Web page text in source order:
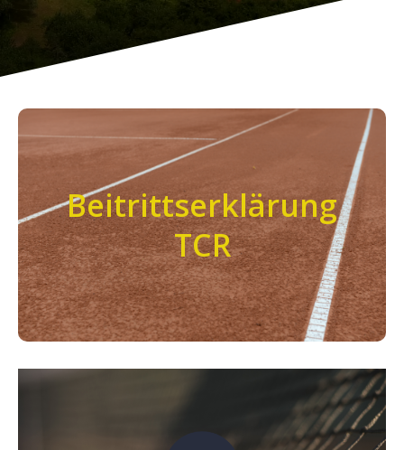
Beitrittserklärung
TCR
TCR Beitrittserklärung
zum Download
Interesse am TCR? Hier ist unser Beitrittsformular
TCR_Beitrittserklärung